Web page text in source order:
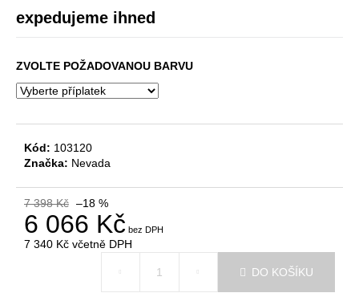
expedujeme ihned
ZVOLTE POŽADOVANOU BARVU
Kód: 103120
Značka: Nevada
7 398 Kč –18 %
6 066 Kč
7 340 Kč včetně DPH
DO KOŠÍKU
HLEDAT
D
o
u
č
u
e